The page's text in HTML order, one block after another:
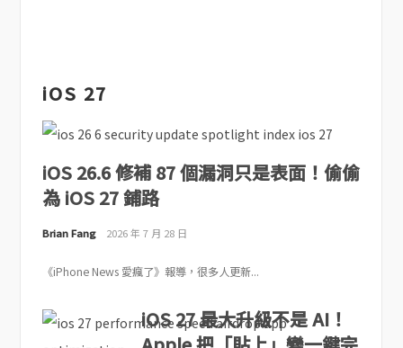
iOS 27
iOS 26.6 修補 87 個漏洞只是表面！偷偷
為 iOS 27 鋪路
Brian Fang 2026 年 7 月 28 日
《iPhone News 愛瘋了》報導，很多人更新...
iOS 27 最大升級不是 AI！